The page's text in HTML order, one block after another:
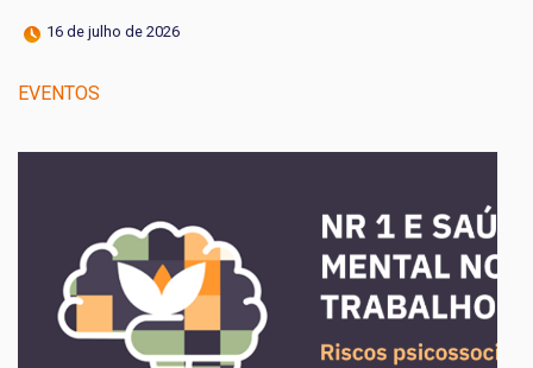
16 de julho de 2026
EVENTOS